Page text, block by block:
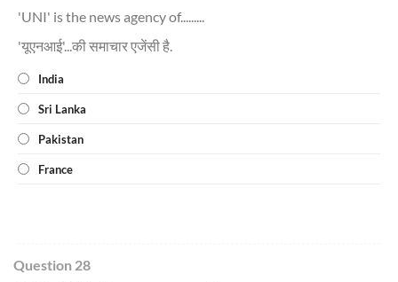
'UNI' is the news agency of.........
'यूएनआई'...की समाचार एजेंसी है.
India
Sri Lanka
Pakistan
France
Question 28